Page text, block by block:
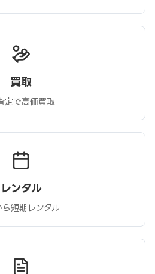
買取
定で高価買取
レンタル
ら短期レンタル